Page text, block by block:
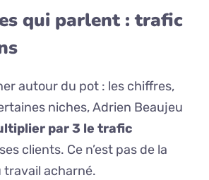
qui parlent : trafic
autour du pot : les chiffres,
niches, Adrien Beaujeu
par 3 le trafic
clients. Ce n’est pas de la
travail acharné.